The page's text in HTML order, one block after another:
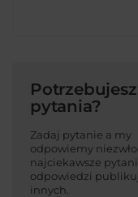
pytania?
Zadaj pytanie a my
odpowiemy
najciekawsze
odpowiedzi
innych.